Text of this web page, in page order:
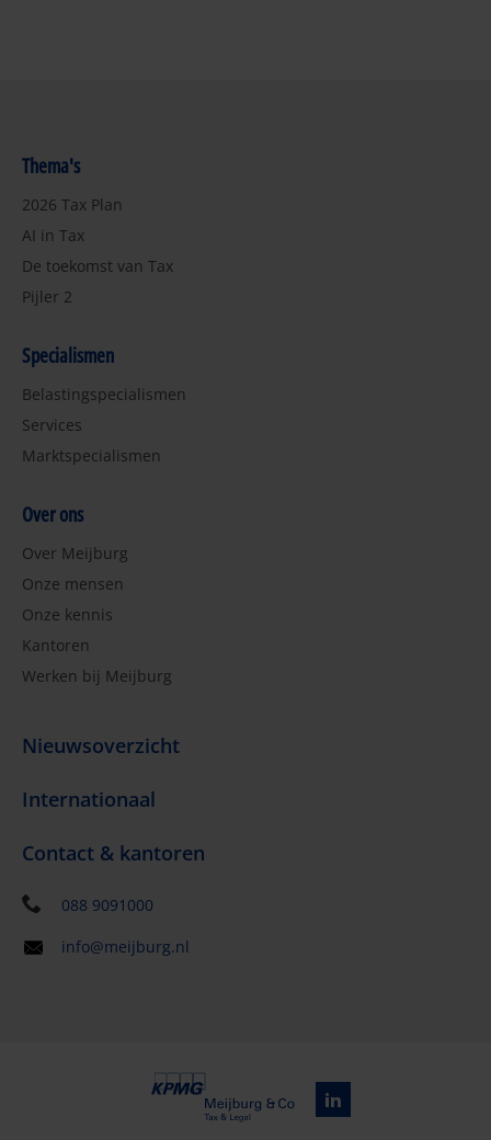
Thema's
2026 Tax Plan
AI in Tax
De toekomst van Tax
Pijler 2
Specialismen
Belastingspecialismen
Services
Marktspecialismen
Over ons
Over Meijburg
Onze mensen
Onze kennis
Kantoren
Werken bij Meijburg
Nieuwsoverzicht
Internationaal
Contact & kantoren
088 9091000
info@meijburg.nl